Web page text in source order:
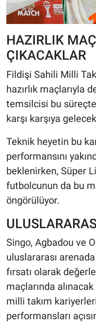
HAZIRLIK
ÇIKACAKLAR
Fildişi Sahili Milli
hazırlık maçlarıyla
temsilcisi bu
karşı karşıya
Teknik heyetin bu
performansını
beklenirken, Süper
futbolcunun da bu
öngörülüyor.
Singo, Agbadou ve
uluslararası
fırsatı olarak
maçlarında
milli takım
performansları